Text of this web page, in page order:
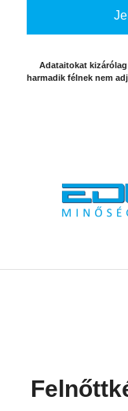
Adataitokat
harmadik félnek nem